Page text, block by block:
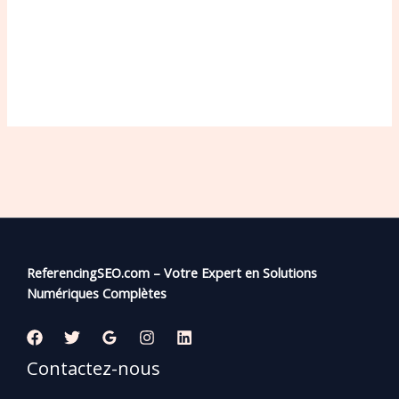
ReferencingSEO.com – Votre Expert en Solutions
Numériques Complètes
Contactez-nous